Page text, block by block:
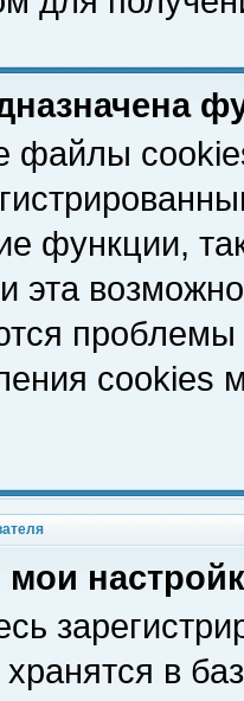
файлы
функции,
эта
cookies
мои
в